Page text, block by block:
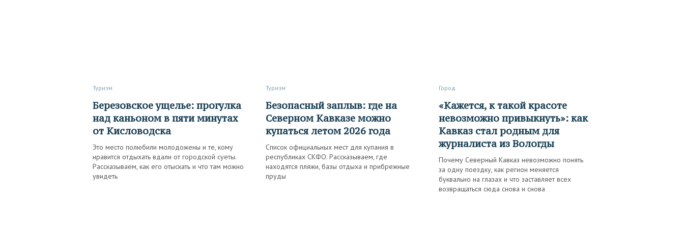
Туризм
Березовское ущелье: прогулка
над каньоном в пяти минутах
от Кисловодска
Это место полюбили молодожены и те, кому
нравится отдыхать вдали от городской суеты.
Рассказываем, как его отыскать и что там можно
увидеть
Туризм
Безопасный заплыв: где на
Северном Кавказе можно
купаться летом 2026 года
Список официальных мест для купания в
республиках СКФО. Рассказываем, где
находятся пляжи, базы отдыха и прибрежные
пруды
Город
«Кажется, к такой красоте
невозможно привыкнуть»: как
Кавказ стал родным для
журналиста из Вологды
Почему Северный Кавказ невозможно понять
за одну поездку, как регион меняется
буквально на глазах и что заставляет всех
возвращаться сюда снова и снова